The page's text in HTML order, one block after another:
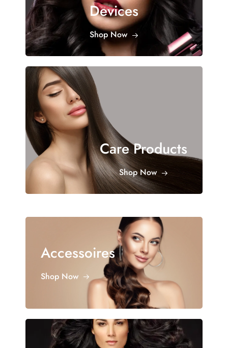
Devices
Shop Now
Care Products
Shop Now
Accessoires
Shop Now